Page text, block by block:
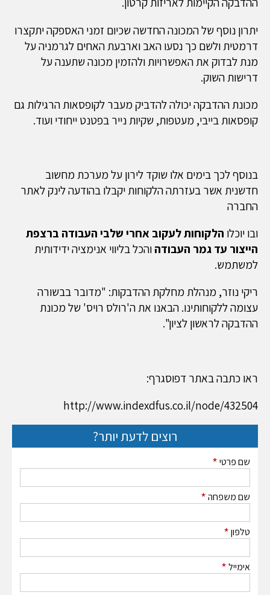
יתרון נוסף של המכונה החדשה שכיום זמני האספקה יתקצרו
דרמטית ולשם כך נסעו האב וארבעת האחים לגרמניה על
מנת לבדוק את האפשרויות ולהזמין מכונה שתענה על
דרישות השוק.
מכונת ההדבקה יכולה להדביק מעבר לקופסאות הרגילות גם
קופסאות בייבי, מעטפות, שקיות נייר בפטנט ייחודי ועוד.
בנוסף לכך בימים אלו שוקד לירון על מערכת מחשוב
חדשנית אשר בעזרתה הלקוחות יקבלו בהודעה לינק לאתר
החברה
ובו יוכלו הלקוחות לעקוב אחרי שלבי העבודה ברצפת
הייצור עד גמר העבודהוהכל בליווי אנימציה ידידותית
למשתמש.
ריקי נוזר, מנהלת מחלקת ההדבקות: "מדובר בבשורה
עצומה ללקוחותינו. הבאנו את ה'רולס רויס' של מכונת
ההדבקה לראשון לציון".
ראו כתבה באתר דפוסגרף:
http://www.indexdfus.co.il/node/432504
רוצים לדעת יותר?
שם פרטי*
שם משפחה*
טלפון*
אימייל*